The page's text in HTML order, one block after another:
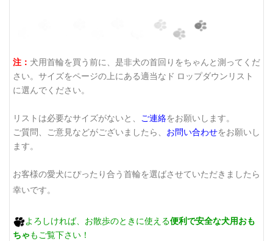
注： 犬用首輪を買う前に、是非犬の首回りをちゃんと測ってくだ
さい。サイズをページの上にある適当なド ロップダウンリスト
に選んでください。
リストは必要なサイズがないと、 ご連絡をお願いします。
ご質問、ご意見などがございましたら、 お問い合わせをお願いし
ます。
お客様の愛犬にぴったり合う首輪を選ばさせていただきましたら
幸いです。
よろしければ、お散歩のときに使える便利で安全な犬用おも
ちゃもご覧下さい！